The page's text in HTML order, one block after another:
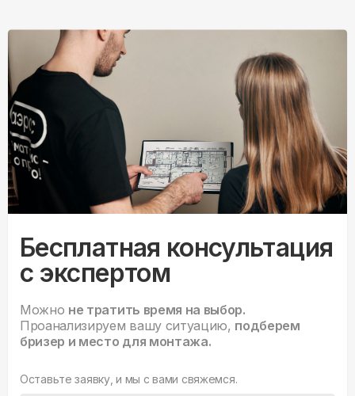
Бесплатная консультация
с экспертом
Можно не тратить время на выбор.
Проанализируем вашу ситуацию, подберем
бризер и место для монтажа.
Оставьте заявку, и мы с вами свяжемся.